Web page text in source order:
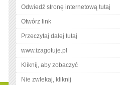
FINANSOWA
NIEZALEŻNOŚĆ
FIRE
(FINANCIAL
INDEPENDENCE,
Odwiedź stronę internetową tutaj
Otwórz link
Przeczytaj dalej tutaj
www.izagotuje.pl
Kliknij, aby zobaczyć
Nie zwlekaj, kliknij